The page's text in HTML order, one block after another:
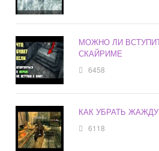
МОЖНО ЛИ
СКАЙРИМЕ
6458
КАК УБРАТЬ
6118